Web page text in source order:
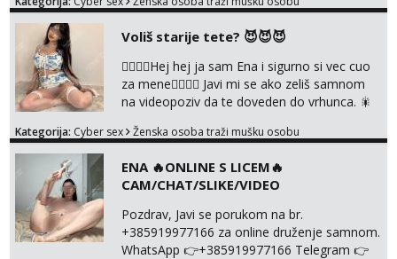
@enafriedrichkis NEE radimo sastnke uzivo
Voliš starije tete? 😈😈😈
❤️‍🔥❤️‍🔥Hej hej ja sam Ena i sigurno si vec cuo
za mene❤️‍🔥❤️‍🔥 Javi mi se ako zeliš samnom
na videopoziv da te doveden do vrhunca. 🎇
@enafriedrichkis Radim samo ONLINE I
Kategorija: Cyber sex Ženska osoba traži mušku osobu
ENA 🔥ONLINE S LICEM🔥
CAM/CHAT/SLIKE/VIDEO
Pozdrav, Javi se porukom na br.
+385919977166 za online druženje samnom.
WhatsApp 👉+385919977166 Telegram 👉